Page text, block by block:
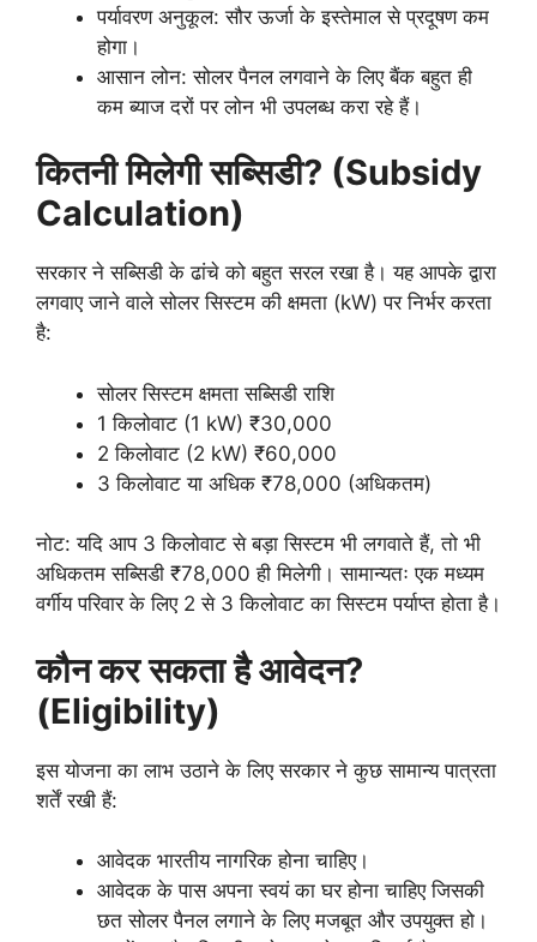
पर्यावरण अनुकूल: सौर ऊर्जा के इस्तेमाल से प्रदूषण कम
होगा।
आसान लोन: सोलर पैनल लगवाने के लिए बैंक बहुत ही
कम ब्याज दरों पर लोन भी उपलब्ध करा रहे हैं।
कितनी मिलेगी सब्सिडी? (Subsidy
Calculation)
सरकार ने सब्सिडी के ढांचे को बहुत सरल रखा है। यह आपके द्वारा
लगवाए जाने वाले सोलर सिस्टम की क्षमता (kW) पर निर्भर करता
है:
सोलर सिस्टम क्षमता सब्सिडी राशि
1 किलोवाट (1 kW) ₹30,000
2 किलोवाट (2 kW) ₹60,000
3 किलोवाट या अधिक ₹78,000 (अधिकतम)
नोट: यदि आप 3 किलोवाट से बड़ा सिस्टम भी लगवाते हैं, तो भी
अधिकतम सब्सिडी ₹78,000 ही मिलेगी। सामान्यतः एक मध्यम
वर्गीय परिवार के लिए 2 से 3 किलोवाट का सिस्टम पर्याप्त होता है।
कौन कर सकता है आवेदन?
(Eligibility)
इस योजना का लाभ उठाने के लिए सरकार ने कुछ सामान्य पात्रता
शर्तें रखी हैं:
आवेदक भारतीय नागरिक होना चाहिए।
आवेदक के पास अपना स्वयं का घर होना चाहिए जिसकी
छत सोलर पैनल लगाने के लिए मजबूत और उपयुक्त हो।